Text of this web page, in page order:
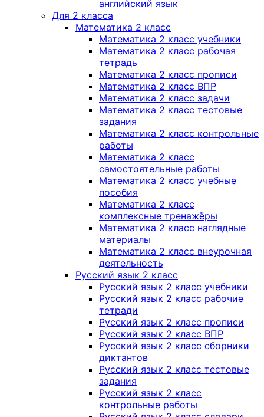
английский язык
Для 2 класса
Математика 2 класс
Математика 2 класс учебники
Математика 2 класс рабочая
тетрадь
Математика 2 класс прописи
Математика 2 класс ВПР
Математика 2 класс задачи
Математика 2 класс тестовые
задания
Математика 2 класс контрольные
работы
Математика 2 класс
самостоятельные работы
Математика 2 класс учебные
пособия
Математика 2 класс
комплексные тренажёры
Математика 2 класс наглядные
материалы
Математика 2 класс внеурочная
деятельность
Русский язык 2 класс
Русский язык 2 класс учебники
Русский язык 2 класс рабочие
тетради
Русский язык 2 класс прописи
Русский язык 2 класс ВПР
Русский язык 2 класс сборники
диктантов
Русский язык 2 класс тестовые
задания
Русский язык 2 класс
контрольные работы